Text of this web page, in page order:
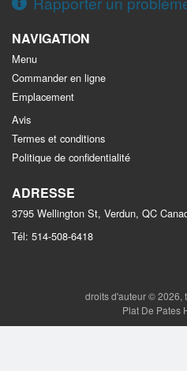
NAVIGATION
Menu
Commander en ligne
Emplacement
Avis
Termes et conditions
Politique de confidentialité
ADRESSE
3795 Wellington St, Verdun, QC
Tél: 514-508-6418
droits d'auteur © 2026,
Plat De Pates